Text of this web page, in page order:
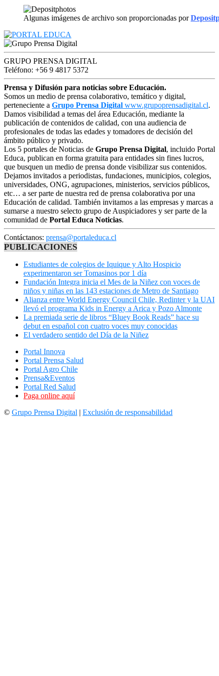
Algunas imágenes de archivo son proporcionadas por
GRUPO PRENSA DIGITAL
Teléfono: +56 9 4817 5372
Prensa y Difusión para noticias sobre Educación.
Somos un medio de prensa colaborativo, temático y digital,
perteneciente a Grupo Prensa Digital www.grupoprensadigital.cl.
Damos visibilidad a temas del área Educación, mediante la
publicación de contenidos de calidad, con una audiencia de
profesionales de todas las edades y tomadores de decisión del
ámbito público y privado.
Los 5 portales de Noticias de Grupo Prensa Digital, incluido Portal
Educa, publican en forma gratuita para entidades sin fines lucros,
que busquen un medio de prensa donde visibilizar sus contenidos.
Dejamos invitados a periodistas, fundaciones, municipios, colegios,
universidades, ONG, agrupaciones, ministerios, servicios públicos,
etc… a ser parte de nuestra red de prensa colaborativa por una
Educación de calidad. También invitamos a las empresas y marcas a
sumarse a nuestro selecto grupo de Auspiciadores y ser parte de la
comunidad de Portal Educa Noticias.
Contáctanos: prensa@portaleduca.cl
PUBLICACIONES
Estudiantes de colegios de Iquique y Alto Hospicio
experimentaron ser Tomasinos por 1 día
Fundación Integra inicia el Mes de la Niñez con voces de
niños y niñas en las 143 estaciones de Metro de Santiago
Alianza entre World Energy Council Chile, Redinter y la UAI
llevó el programa Kids in Energy a Arica y Pozo Almonte
La premiada serie de libros “Bluey Book Reads” hace su
debut en español con cuatro voces muy conocidas
El verdadero sentido del Día de la Niñez
Portal Innova
Portal Prensa Salud
Portal Agro Chile
Prensa&Eventos
Portal Red Salud
Paga online aquí
© Grupo Prensa Digital Exclusión de responsabilidad